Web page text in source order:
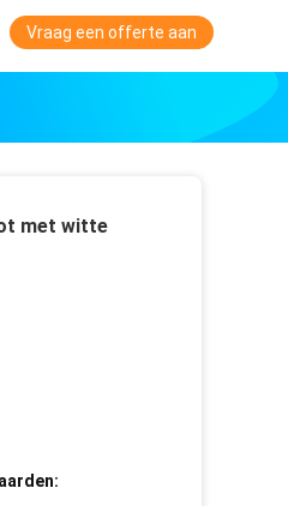
Vraag een offerte aan
met witte